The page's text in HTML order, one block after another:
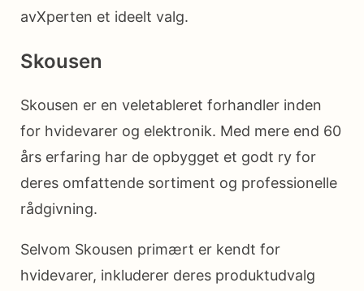
avXperten et ideelt valg.
Skousen
Skousen er en veletableret forhandler inden
for hvidevarer og elektronik. Med mere end 60
års erfaring har de opbygget et godt ry for
deres omfattende sortiment og professionelle
rådgivning.
Selvom Skousen primært er kendt for
hvidevarer, inkluderer deres produktudvalg